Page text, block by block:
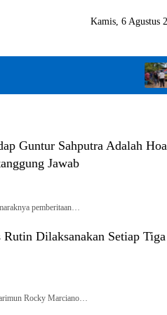
Kamis, 6 Agustus
Guntur Sahputra Adalah
Jawab
pemberitaan…
Dilaksanakan Setiap Tiga
Rocky Marciano…